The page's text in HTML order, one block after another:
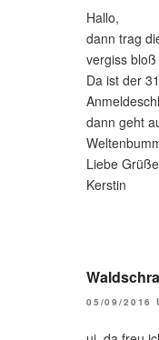
Hallo,
dann trag
vergiss
Da ist der
dann geht
Liebe Grüße
Kerstin
05/09/2016